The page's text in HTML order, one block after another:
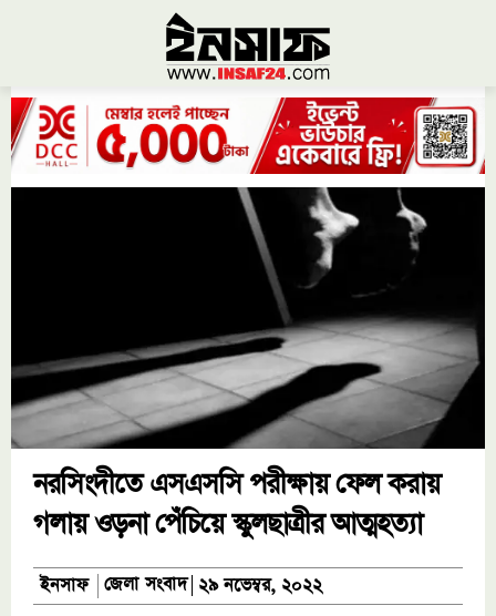
নরসিংদীতে এসএসসি পরীক্ষায় ফেল করায়
গলায় ওড়না পেঁচিয়ে স্কুলছাত্রীর আত্মহত্যা
ইনসাফ জেলা সংবাদ ২৯ নভেম্বর, ২০২২